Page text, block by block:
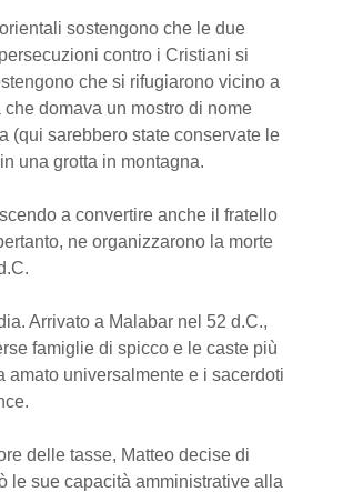
sostengono che le due
contro i Cristiani si
che si rifugiarono vicino a
domava un mostro di nome
(qui sarebbero state conservate le
una grotta in montagna.
a convertire anche il fratello
ne organizzarono la morte
Arrivato a Malabar nel 52 d.C.,
famiglie di spicco e le caste più
amato universalmente e i sacerdoti
delle tasse, Matteo decise di
le sue capacità amministrative alla